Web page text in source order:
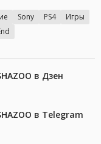
Sony PS4
Игры
в Дзен
в Telegram